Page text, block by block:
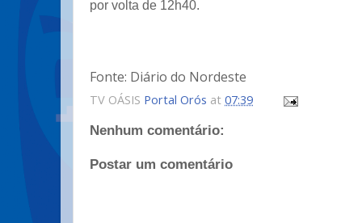
por volta de 12h40.
Fonte: Diário do Nordeste
TV OÁSIS Portal Orós at 07:39
Nenhum comentário:
Postar um comentário